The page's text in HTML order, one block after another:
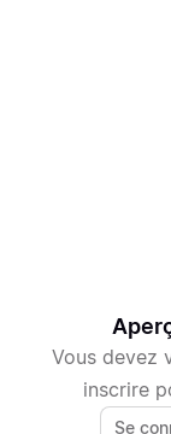
Vous devez
inscrire
Se